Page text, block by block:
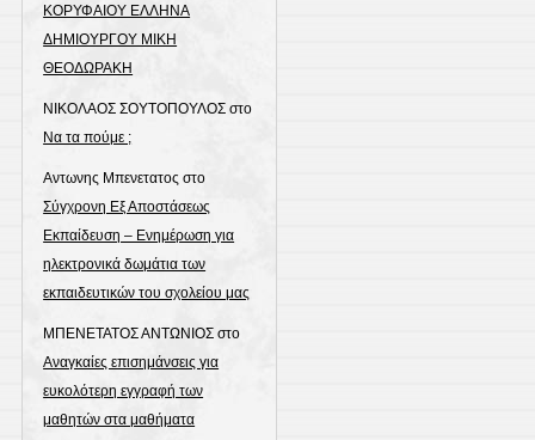
ΚΟΡΥΦΑΙΟΥ ΕΛΛΗΝΑ
ΔΗΜΙΟΥΡΓΟΥ ΜΙΚΗ
ΘΕΟΔΩΡΑΚΗ
ΝΙΚΟΛΑΟΣ ΣΟΥΤΟΠΟΥΛΟΣ στο
Να τα πούμε ;
Αντωνης Μπενετατος στο
Σύγχρονη Εξ Αποστάσεως
Εκπαίδευση – Ενημέρωση για
ηλεκτρονικά δωμάτια των
εκπαιδευτικών του σχολείου μας
ΜΠΕΝΕΤΑΤΟΣ ΑΝΤΩΝΙΟΣ στο
Αναγκαίες επισημάνσεις για
ευκολότερη εγγραφή των
μαθητών στα μαθήματα